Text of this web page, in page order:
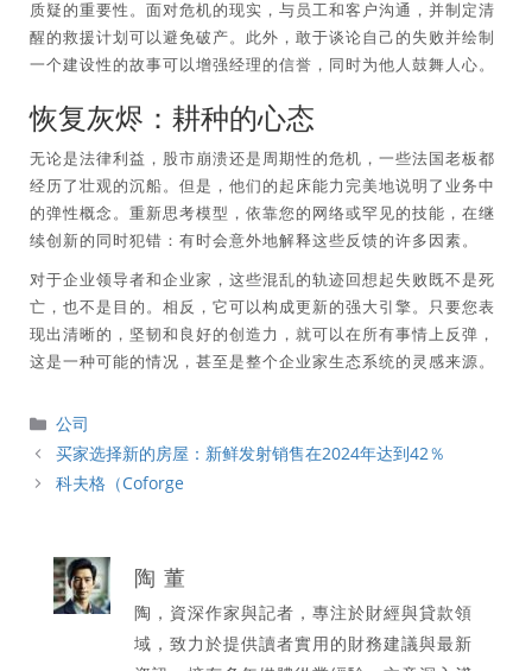
质疑的重要性。面对危机的现实，与员工和客户沟通，并制定清
醒的救援计划可以避免破产。此外，敢于谈论自己的失败并绘制
一个建设性的故事可以增强经理的信誉，同时为他人鼓舞人心。
恢复灰烬：耕种的心态
无论是法律利益，股市崩溃还是周期性的危机，一些法国老板都
经历了壮观的沉船。但是，他们的起床能力完美地说明了业务中
的弹性概念。重新思考模型，依靠您的网络或罕见的技能，在继
续创新的同时犯错：有时会意外地解释这些反馈的许多因素。
对于企业领导者和企业家，这些混乱的轨迹回想起失败既不是死
亡，也不是目的。相反，它可以构成更新的强大引擎。只要您表
现出清晰的，坚韧和良好的创造力，就可以在所有事情上反弹，
这是一种可能的情况，甚至是整个企业家生态系统的灵感来源。
分
類
公司
买家选择新的房屋：新鲜发射销售在2024年达到42％
科夫格（Coforge
陶 董
陶，資深作家與記者，專注於財經與貸款領
域，致力於提供讀者實用的財務建議與最新